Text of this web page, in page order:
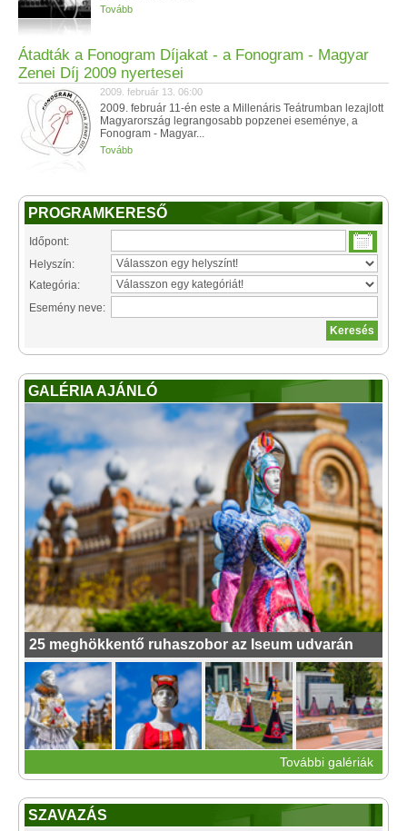
Tovább
Átadták a Fonogram Díjakat - a Fonogram - Magyar
Zenei Díj 2009 nyertesei
2009. február 13. 06:00
2009. február 11-én este a Millenáris Teátrumban lezajlott
Magyarország legrangosabb popzenei eseménye, a
Fonogram - Magyar...
Tovább
PROGRAMKERESŐ
Időpont:
Helyszín:
Kategória:
Esemény neve:
GALÉRIA AJÁNLÓ
25 meghökkentő ruhaszobor az Iseum udvarán
További galériák
SZAVAZÁS